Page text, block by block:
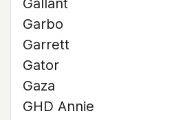
Gallant
Garbo
Garrett
Gator
Gaza
GHD Annie